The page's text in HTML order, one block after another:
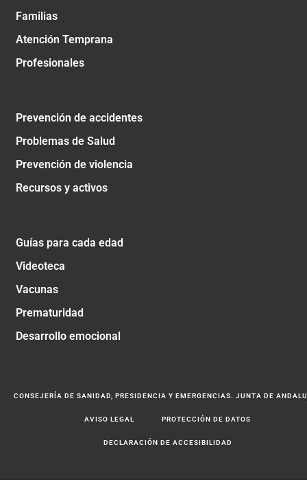
Familias
Atención Temprana
Profesionales
Prevención de accidentes
Problemas de Salud
Prevención de violencia
Recursos y activos
Guías para cada edad
Videoteca
Vacunas
Prematuridad
Desarrollo emocional
CONSEJERÍA DE SANIDAD, PRESIDENCIA Y EMERGENCIAS. JUNTA DE
AVISO LEGAL PROTECCIÓN DE DATOS
DECLARACIÓN DE ACCESIBILIDAD